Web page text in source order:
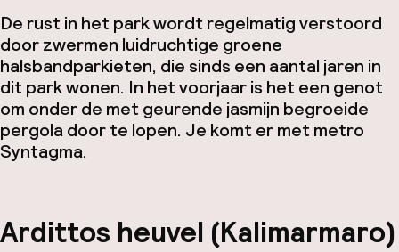
De rust in het park wordt regelmatig verstoord
door zwermen luidruchtige groene
halsbandparkieten, die sinds een aantal jaren in
dit park wonen. In het voorjaar is het een genot
om onder de met geurende jasmijn begroeide
pergola door te lopen. Je komt er met metro
Syntagma.
Ardittos heuvel (Kalimarmaro)